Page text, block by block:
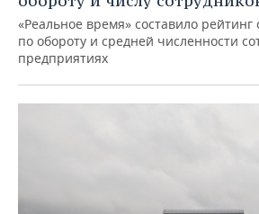
«Реальное время» составило рейтинг
по обороту и средней численности
предприятиях